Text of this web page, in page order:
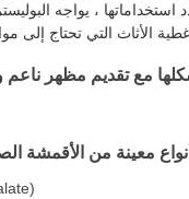
، يواجه
الأثاث التي تحتاج إلى